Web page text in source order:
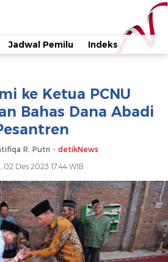
Jadwal Pemilu Indeks
ke Ketua PCNU
Bahas Dana Abadi
R. Putri - detikNews
02 Des 2023 17:44 WIB